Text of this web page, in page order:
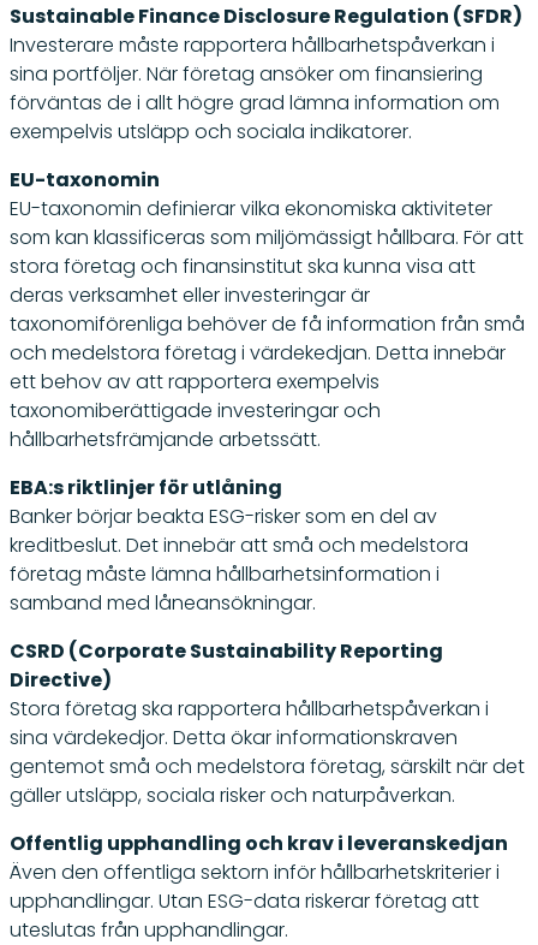
Sustainable Finance Disclosure Regulation (SFDR)
Investerare måste rapportera hållbarhetspåverkan i
sina portföljer. När företag ansöker om finansiering
förväntas de i allt högre grad lämna information om
exempelvis utsläpp och sociala indikatorer.
EU-taxonomin
EU-taxonomin definierar vilka ekonomiska aktiviteter
som kan klassificeras som miljömässigt hållbara. För att
stora företag och finansinstitut ska kunna visa att
deras verksamhet eller investeringar är
taxonomiförenliga behöver de få information från små
och medelstora företag i värdekedjan. Detta innebär
ett behov av att rapportera exempelvis
taxonomiberättigade investeringar och
hållbarhetsfrämjande arbetssätt.
EBA:s riktlinjer för utlåning
Banker börjar beakta ESG-risker som en del av
kreditbeslut. Det innebär att små och medelstora
företag måste lämna hållbarhetsinformation i
samband med låneansökningar.
CSRD (Corporate Sustainability Reporting
Directive)
Stora företag ska rapportera hållbarhetspåverkan i
sina värdekedjor. Detta ökar informationskraven
gentemot små och medelstora företag, särskilt när det
gäller utsläpp, sociala risker och naturpåverkan.
Offentlig upphandling och krav i leveranskedjan
Även den offentliga sektorn inför hållbarhetskriterier i
upphandlingar. Utan ESG-data riskerar företag att
uteslutas från upphandlingar.